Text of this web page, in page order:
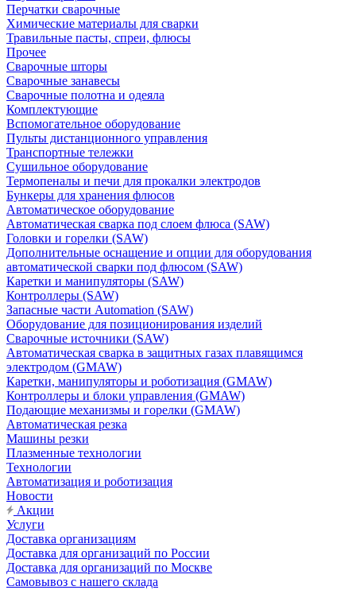
Перчатки сварочные
Химические материалы для сварки
Травильные пасты, спреи, флюсы
Прочее
Сварочные шторы
Сварочные занавесы
Сварочные полотна и одеяла
Комплектующие
Вспомогательное оборудование
Пульты дистанционного управления
Транспортные тележки
Сушильное оборудование
Термопеналы и печи для прокалки электродов
Бункеры для хранения флюсов
Автоматическое оборудование
Автоматическая сварка под слоем флюса (SAW)
Головки и горелки (SAW)
Дополнительные оснащение и опции для оборудования
автоматической сварки под флюсом (SAW)
Каретки и манипуляторы (SAW)
Контроллеры (SAW)
Запасные части Automation (SAW)
Оборудование для позиционирования изделий
Сварочные источники (SAW)
Автоматическая сварка в защитных газах плавящимся
электродом (GMAW)
Каретки, манипуляторы и роботизация (GMAW)
Контроллеры и блоки управления (GMAW)
Подающие механизмы и горелки (GMAW)
Автоматическая резка
Машины резки
Плазменные технологии
Технологии
Автоматизация и роботизация
Новости
Акции
Услуги
Доставка организациям
Доставка для организаций по России
Доставка для организаций по Москве
Самовывоз с нашего склада